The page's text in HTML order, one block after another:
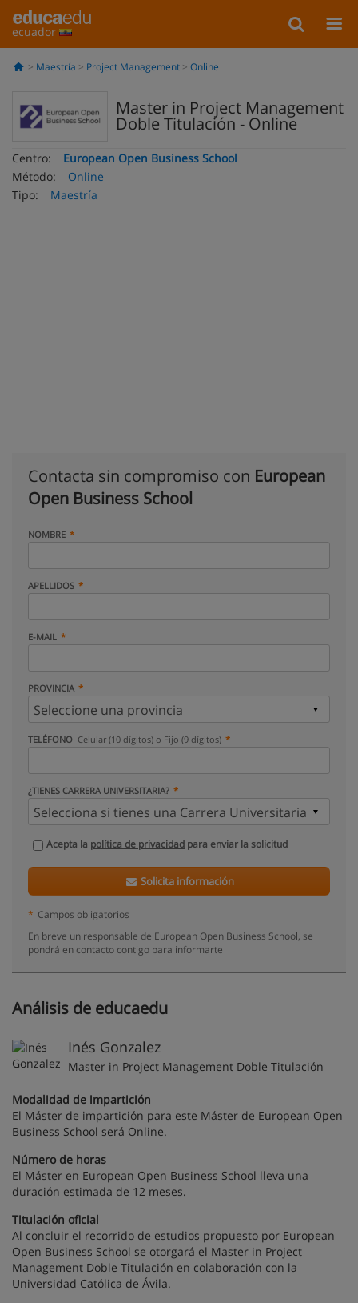
ecuador
Maestría Project Management Online
Master in Project Management
Doble Titulación - Online
Centro:
European Open Business School
Método:
Online
Tipo:
Maestría
Contacta sin compromiso con European
Open Business School
NOMBRE
APELLIDOS
E-MAIL
PROVINCIA
TELÉFONO Celular (10 dígitos) o Fijo (9 dígitos)
¿TIENES CARRERA UNIVERSITARIA?
Acepta la política de privacidad para enviar la solicitud
Solicita información
* Campos obligatorios
En breve un responsable de European Open Business School, se
pondrá en contacto contigo para informarte
Análisis de educaedu
Inés Gonzalez
Master in Project Management Doble Titulación
Modalidad de impartición
El Máster de impartición para este Máster de European Open
Business School será Online.
Número de horas
El Máster en European Open Business School lleva una
duración estimada de 12 meses.
Titulación oficial
Al concluir el recorrido de estudios propuesto por European
Open Business School se otorgará el Master in Project
Management Doble Titulación en colaboración con la
Universidad Católica de Ávila.